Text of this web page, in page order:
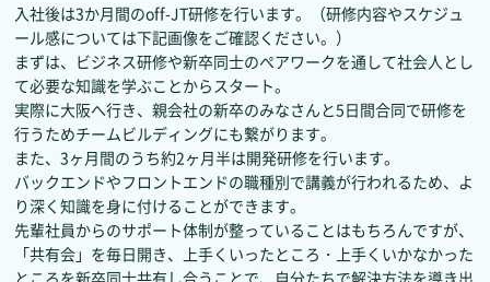
入社後は3か月間のoff-JT研修を行います。（研修内容やスケジュ
ール感については下記画像をご確認ください。）
まずは、ビジネス研修や新卒同士のぺアワークを通して社会人とし
て必要な知識を学ぶことからスタート。
実際に大阪へ行き、親会社の新卒のみなさんと5日間合同で研修を
行うためチームビルディングにも繋がります。
また、3ヶ月間のうち約2ヶ月半は開発研修を行います。
バックエンドやフロントエンドの職種別で講義が行われるため、よ
り深く知識を身に付けることができます。
先輩社員からのサポート体制が整っていることはもちろんですが、
「共有会」を毎日開き、上手くいったところ・上手くいかなかった
ところを新卒同士共有し合うことで、自分たちで解決方法を導き出